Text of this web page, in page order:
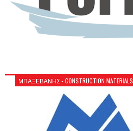
ΜΠΑΞΕΒΑΝΗΣ - CONSTRUCTION MATERIALS